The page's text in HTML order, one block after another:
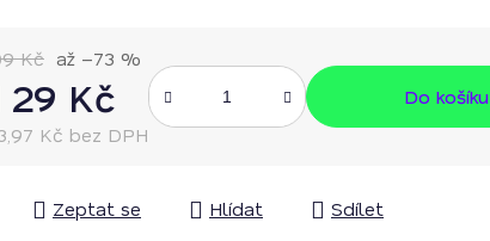
Kč až –73 %
29 Kč
Kč bez DPH
Do košíku
Zeptat se Hlídat Sdílet